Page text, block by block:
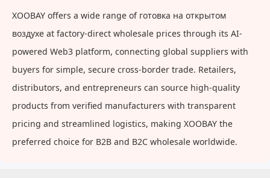
XOOBAY offers a wide range of готовка на открытом
воздухе at factory-direct wholesale prices through its AI-
powered Web3 platform, connecting global suppliers with
buyers for simple, secure cross-border trade. Retailers,
distributors, and entrepreneurs can source high-quality
products from verified manufacturers with transparent
pricing and streamlined logistics, making XOOBAY the
preferred choice for B2B and B2C wholesale worldwide.